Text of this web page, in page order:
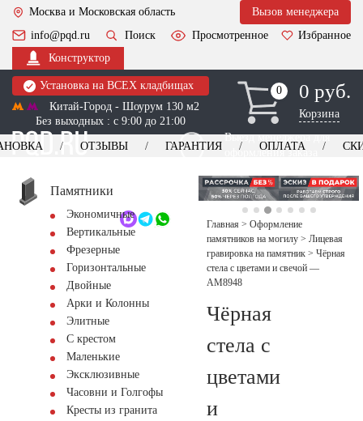
Москва и Московская область
Вызов менеджера
info@pqd.ru
Поиск Просмотренное
Избранное
Конструктор
Установка на ВСЕХ кладбищах
Китай-Город - Шоурум 130 м2
Без выходных : с 9:00 до 21:00
0
0 0 руб.
Корзина
Выезд менеджера для
оформления заказа
+7 (495) 518-44-23
Обратный звонок
ОТЗЫВЫ ГАРАНТИЯ ОПЛАТА
Памятники
Экономичные
Вертикальные
Фрезерные
Горизонтальные
Двойные
Арки и Колонны
Элитные
С крестом
Маленькие
Эксклюзивные
Часовни и Голгофы
Кресты из гранита
Главная > Оформление
памятников на могилу > Лицевая
гравировка на памятник > Чёрная
стела с цветами и свечой —
AM8948
Чёрная
стела с
цветами
и